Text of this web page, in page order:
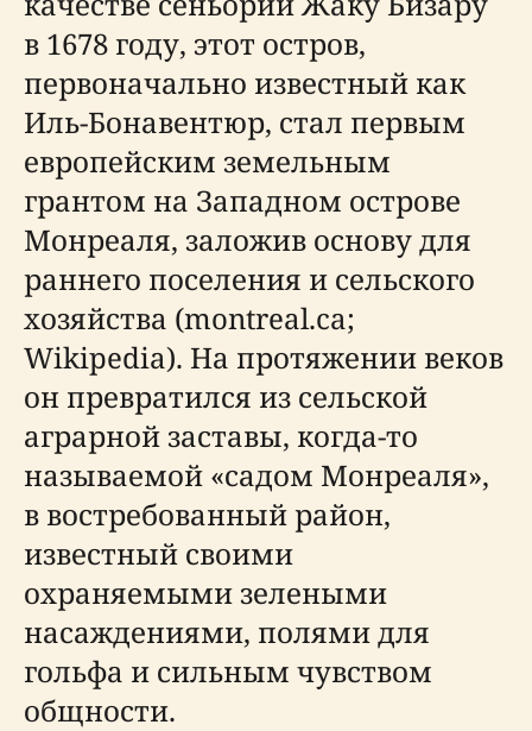
в 1678 году, этот остров,
первоначально известный как
Иль-Бонавентюр, стал первым
европейским земельным
грантом на Западном острове
Монреаля, заложив основу для
раннего поселения и сельского
хозяйства (montreal.ca;
Wikipedia). На протяжении веков
он превратился из сельской
аграрной заставы, когда-то
называемой «садом Монреаля»,
в востребованный район,
известный своими
охраняемыми зелеными
насаждениями, полями для
гольфа и сильным чувством
общности.